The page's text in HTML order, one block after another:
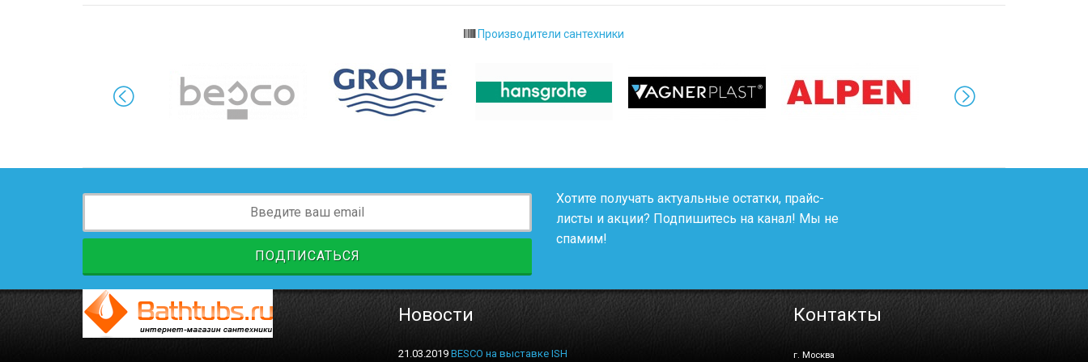
Производители сантехники
ПОДПИСАТЬСЯ
Хотите получать актуальные остатки, прайс-
листы и акции? Подпишитесь на канал! Мы не
спамим!
Новости
21.03.2019 BESCO на выставке ISH
Контакты
г. Москва